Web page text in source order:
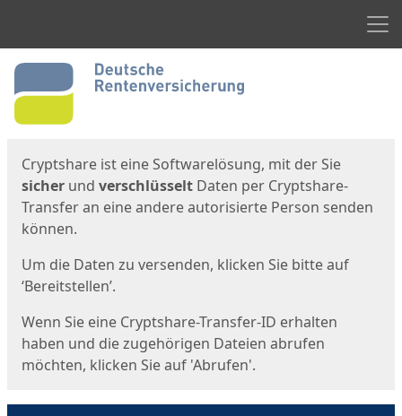
Start
Cryptshare ist eine Softwarelösung, mit der Sie
sicher und verschlüsselt Daten per Cryptshare-
Transfer an eine andere autorisierte Person senden
können.
Um die Daten zu versenden, klicken Sie bitte auf
‘Bereitstellen’.
Wenn Sie eine Cryptshare-Transfer-ID erhalten
haben und die zugehörigen Dateien abrufen
möchten, klicken Sie auf 'Abrufen'.